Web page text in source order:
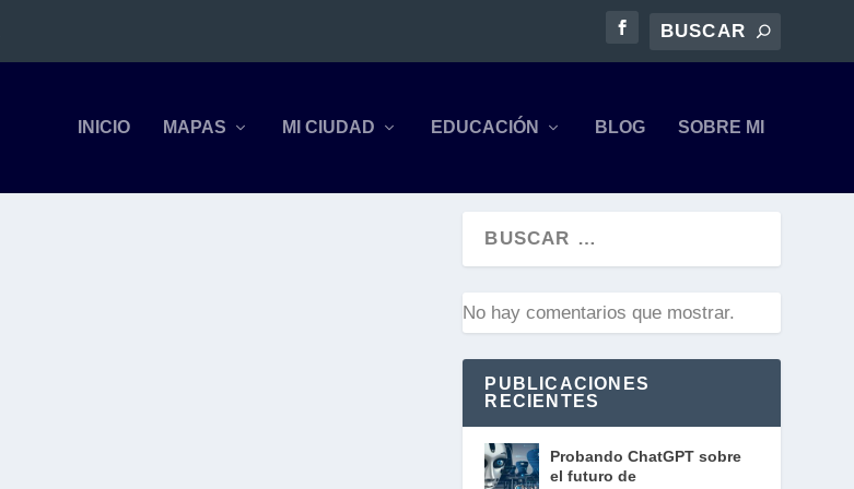
INICIO MAPAS MI CIUDAD EDUCACIÓN BLOG SOBRE MI
No hay comentarios que mostrar.
PUBLICACIONES
RECIENTES
Probando ChatGPT sobre
el futuro de